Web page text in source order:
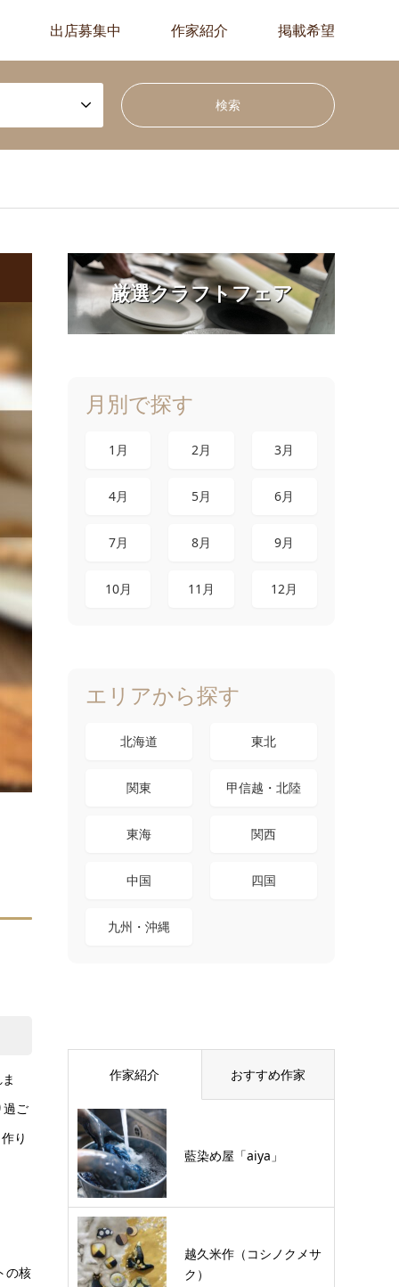
出店募集中 作家紹介 掲載希望
過ご
り
の核
厳選クラフトフェア
月別で探す
1月 2月 3月
4月 5月 6月
7月 8月 9月
10月 11月 12月
エリアから探す
北海道 東北
関東 甲信越・北陸
東海 関西
中国 四国
九州・沖縄
作家紹介 おすすめ作家
藍染め屋「aiya」
越久米作（コシノクメサ
ク）